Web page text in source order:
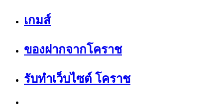
เกมส์
ของฝากจากโคราช
รับทำเว็บไซต์ โคราช